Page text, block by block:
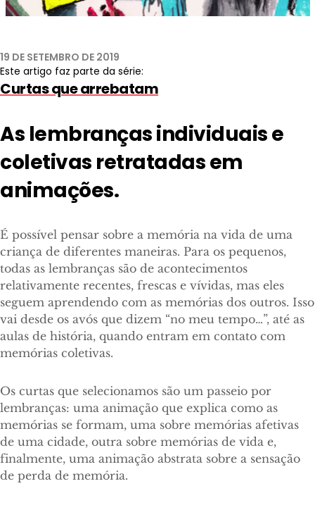
19 DE SETEMBRO DE 2019
Este artigo faz parte da série:
Curtas que arrebatam
As lembranças individuais e
coletivas retratadas em
animações.
É possível pensar sobre a memória na vida de uma
criança de diferentes maneiras. Para os pequenos,
todas as lembranças são de acontecimentos
relativamente recentes, frescas e vívidas, mas eles
seguem aprendendo com as memórias dos outros. Isso
vai desde os avós que dizem “no meu tempo…”, até as
aulas de história, quando entram em contato com
memórias coletivas.
Os curtas que selecionamos são um passeio por
lembranças: uma animação que explica como as
memórias se formam, uma sobre memórias afetivas
de uma cidade, outra sobre memórias de vida e,
finalmente, uma animação abstrata sobre a sensação
de perda de memória.